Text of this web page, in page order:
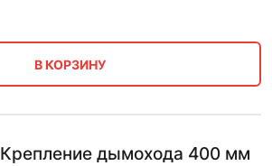
В КОРЗИНУ
Крепление дымохода 400 мм